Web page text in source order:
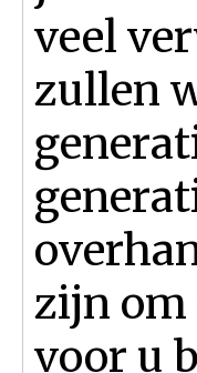
veel
zullen
zijn om
voor u